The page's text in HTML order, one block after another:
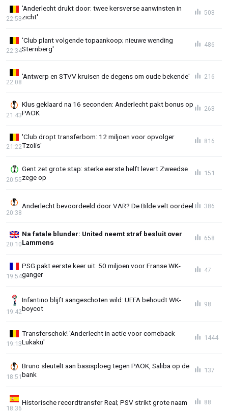
'Anderlecht drukt door: twee kersverse aanwinsten in
zicht'
22:53
503
'Club plant volgende topaankoop; nieuwe wending
Sternberg'
22:34
486
'Antwerp en STVV kruisen de degens om oude bekende'
22:08
216
Klus geklaard na 16 seconden: Anderlecht pakt bonus op
PAOK
21:43
263
'Club dropt transferbom: 12 miljoen voor opvolger
Tzolis'
21:22
816
Gent zet grote stap: sterke eerste helft levert Zweedse
zege op
20:55
151
Anderlecht bevoordeeld door VAR? De Bilde velt oordeel
20:38
386
Na fatale blunder: United neemt straf besluit over
Lammens
20:10
658
PSG pakt eerste keer uit: 50 miljoen voor Franse WK-
ganger
19:54
47
Infantino blijft aangeschoten wild: UEFA behoudt WK-
boycot
19:42
98
Transferschok! 'Anderlecht in actie voor comeback
Lukaku'
19:13
1444
Bruno sleutelt aan basisploeg tegen PAOK, Saliba op de
bank
18:51
137
Historische recordtransfer Real; PSV strikt grote naam
18:36
88